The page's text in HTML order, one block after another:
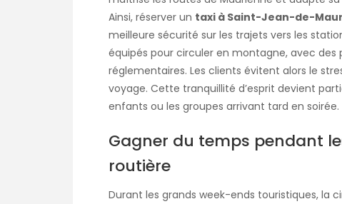
Ainsi, réserver un taxi à Saint-Jean-de-
meilleure sécurité sur les trajets vers les
équipés pour circuler en montagne, avec
réglementaires. Les clients évitent alors le
voyage. Cette tranquillité d’esprit devient
enfants ou les groupes arrivant tard en soirée.
Gagner du temps pendant
routière
Durant les grands week-ends touristiques, la